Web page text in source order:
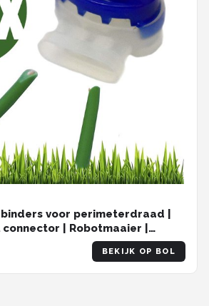
voor perimeterdraad |
| Robotmaaier |
BEKIJK OP BOL